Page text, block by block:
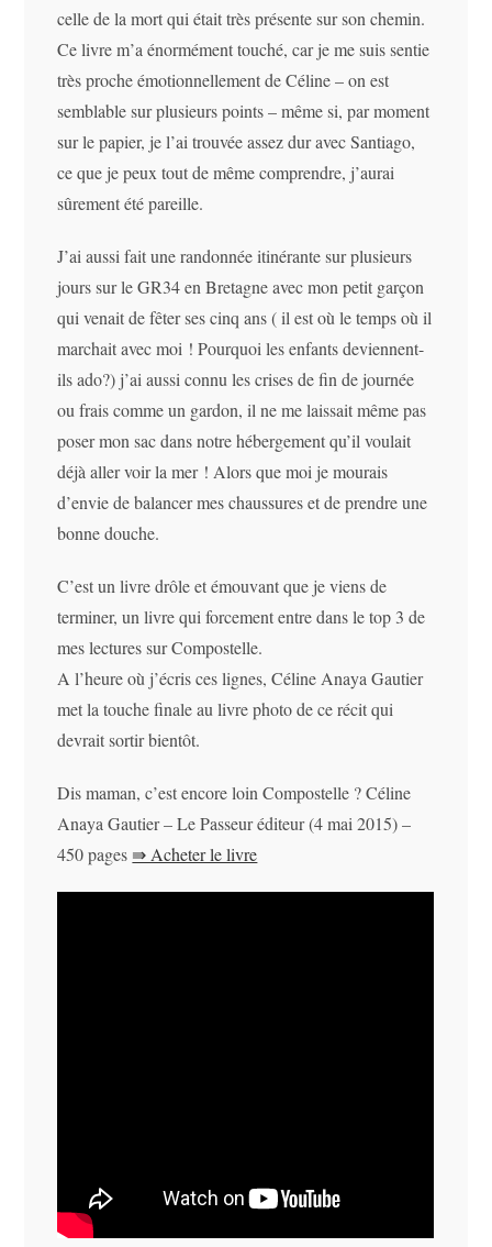
celle de la mort qui était très présente sur son chemin.
Ce livre m’a énormément touché, car je me suis sentie
très proche émotionnellement de Céline – on est
semblable sur plusieurs points – même si, par moment
sur le papier, je l’ai trouvée assez dur avec Santiago,
ce que je peux tout de même comprendre, j’aurai
sûrement été pareille.
J’ai aussi fait une randonnée itinérante sur plusieurs
jours sur le GR34 en Bretagne avec mon petit garçon
qui venait de fêter ses cinq ans ( il est où le temps où il
marchait avec moi ! Pourquoi les enfants deviennent-
ils ado?) j’ai aussi connu les crises de fin de journée
ou frais comme un gardon, il ne me laissait même pas
poser mon sac dans notre hébergement qu’il voulait
déjà aller voir la mer ! Alors que moi je mourais
d’envie de balancer mes chaussures et de prendre une
bonne douche.
C’est un livre drôle et émouvant que je viens de
terminer, un livre qui forcement entre dans le top 3 de
mes lectures sur Compostelle.
A l’heure où j’écris ces lignes, Céline Anaya Gautier
met la touche finale au livre photo de ce récit qui
devrait sortir bientôt.
Dis maman, c’est encore loin Compostelle ? Céline
Anaya Gautier – Le Passeur éditeur (4 mai 2015) –
450 pages ⇛ Acheter le livre